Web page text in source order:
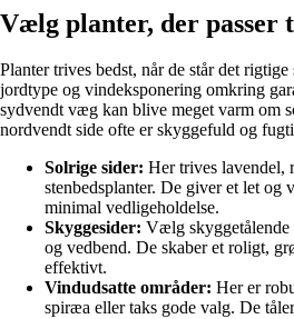
Vælg planter, der passer
Planter trives bedst, når de står det
jordtype og vindeksponering omkring
sydvendt væg kan blive meget varm om
nordvendt side ofte er skyggefuld og
Solrige sider: Her trives lavendel,
stenbedsplanter. De giver et let
minimal vedligeholdelse.
Skyggesider: Vælg skyggetålende
og vedbend. De skaber et roligt,
effektivt.
Vindudsatte områder: Her er
spiræa eller taks gode valg. De